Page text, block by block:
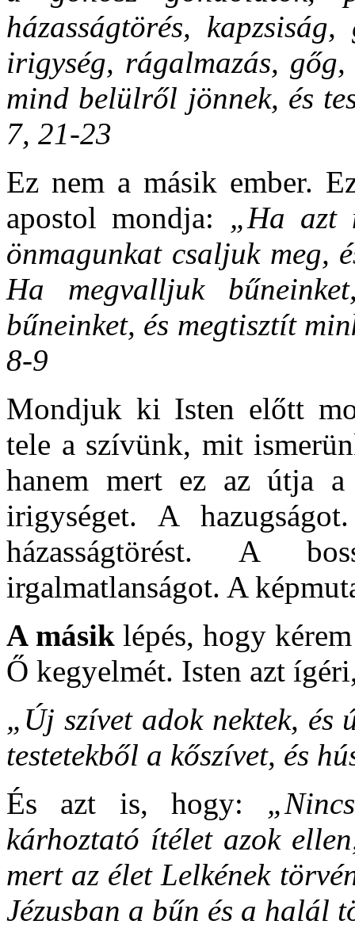
házasságtörés,
irigység, rágalmazás, gőg,
mind belülről jönnek, és
7, 21-23
Ez nem a másik ember.
apostol mondja: „Ha azt
önmagunkat csaljuk meg,
Ha megvalljuk
bűneinket, és megtisztít
8-9
Mondjuk ki Isten előtt
tele a szívünk, mit
hanem mert ez az útja
irigységet. A
házasságtörést. A
irgalmatlanságot. A
A másiklépés, hogy
Ő kegyelmét. Isten azt
„Új szívet adok nektek,
testetekből a kőszívet, és
És azt is, hogy:
kárhoztató ítélet azok
mert az élet Lelkének
Jézusban a bűn és a halál